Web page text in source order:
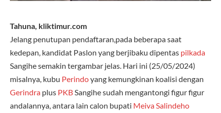
Tahuna, kliktimur.com
Jelang penutupan pendaftaran,pada beberapa saat
kedepan, kandidat Paslon yang berjibaku dipentas pilkada
Sangihe semakin tergambar jelas. Hari ini (25/05/2024)
misalnya, kubu Perindoyang kemungkinan koalisi dengan
Gerindra plus PKBSangihe sudah mengantongi figur figur
andalannya, antara lain calon bupati Meiva Salindeho